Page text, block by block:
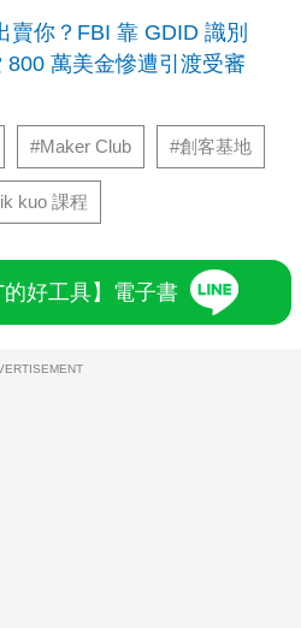
賣你？FBI 靠 GDID 識別
萬美金慘遭引渡受審
#Maker Club #創客基地
kuo 課程
好工具】電子書